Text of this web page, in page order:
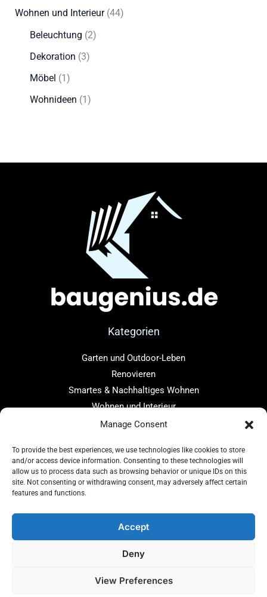
Manage Consent
To provide the best experiences, we use technologies like cookies to store
and/or access device information. Consenting to these technologies will
allow us to process data such as browsing behavior or unique IDs on this
site. Not consenting or withdrawing consent, may adversely affect certain
features and functions.
Accept
Deny
View Preferences
Wohnen und Interieur(44)
Beleuchtung (2)
Dekoration (3)
Möbel (1)
Wohnideen (1)
Kategorien
Garten und Outdoor-Leben
Renovieren
Smartes & Nachhaltiges Wohnen
Wohnen und Interieur
Links
Home
Über uns
Blog